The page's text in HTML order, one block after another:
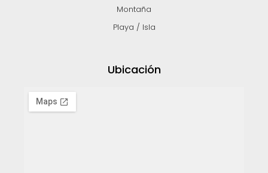
Montaña
Playa / Isla
Ubicación